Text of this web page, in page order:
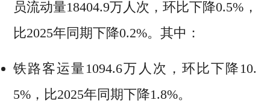
员流动量18404.9万人次，环比下降0.5%，
比2025年同期下降0.2%。其中：
铁路客运量1094.6万人次，环比下降10.
5%，比2025年同期下降1.8%。